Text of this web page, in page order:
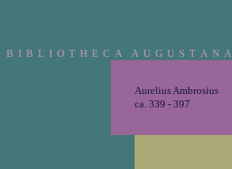
B I B L I O T H E C A A U G U S T A N A
Aurelius Ambrosius
ca. 339 - 397